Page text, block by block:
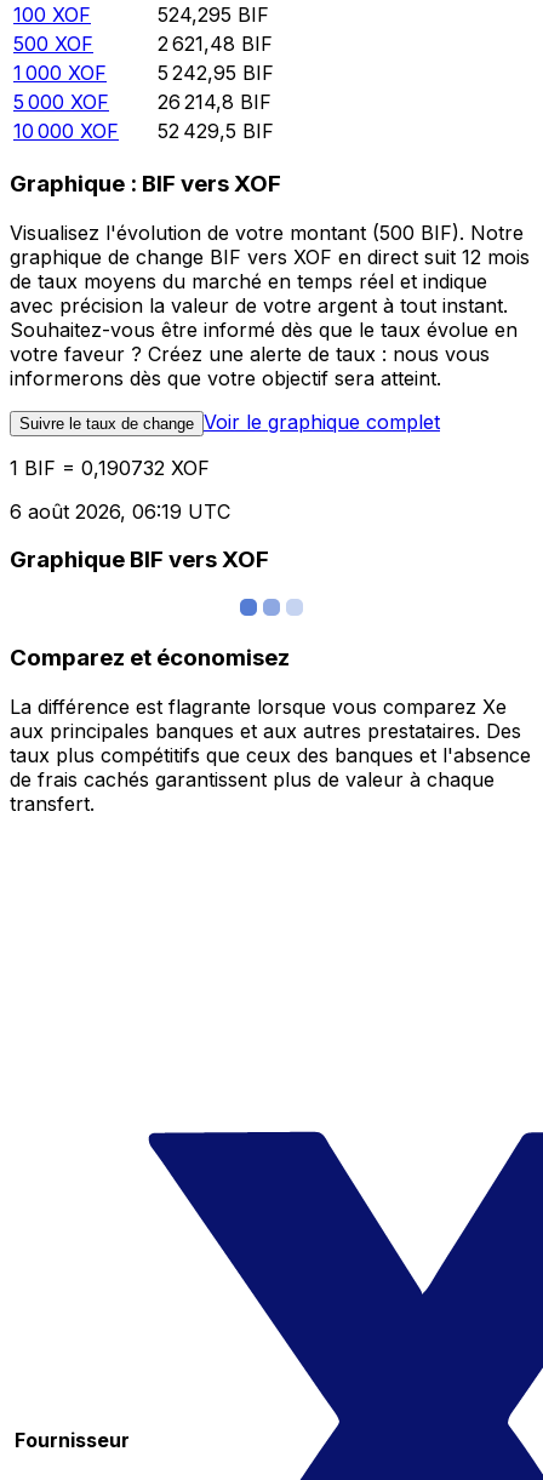
100 XOF 524,295 BIF
500 XOF 2 621,48 BIF
1 000 XOF 5 242,95 BIF
5 000 XOF 26 214,8 BIF
10 000 XOF 52 429,5 BIF
Graphique : BIF vers XOF
Visualisez l'évolution de votre montant (500 BIF). Notre
graphique de change BIF vers XOF en direct suit 12 mois
de taux moyens du marché en temps réel et indique
avec précision la valeur de votre argent à tout instant.
Souhaitez-vous être informé dès que le taux évolue en
votre faveur ? Créez une alerte de taux : nous vous
informerons dès que votre objectif sera atteint.
Suivre le taux de change Voir le graphique complet
1 BIF = 0,190732 XOF
6 août 2026, 06:19 UTC
Graphique BIF vers XOF
Comparez et économisez
La différence est flagrante lorsque vous comparez Xe
aux principales banques et aux autres prestataires. Des
taux plus compétitifs que ceux des banques et l'absence
de frais cachés garantissent plus de valeur à chaque
transfert.
Fournisseur